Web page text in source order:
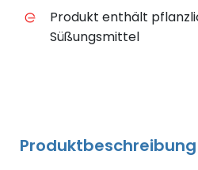
Produkt enthält
Süßungsmittel
Produktbeschreibung